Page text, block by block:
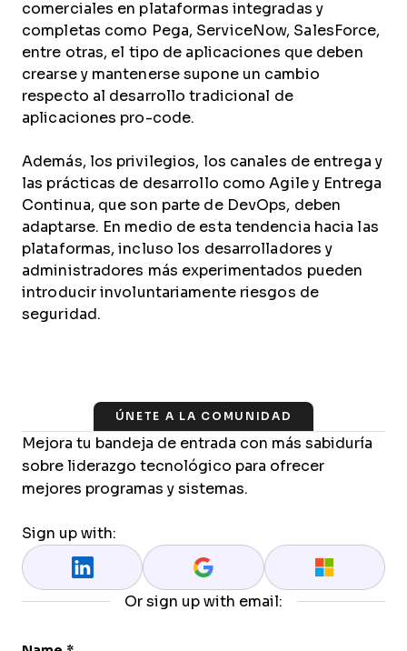
comerciales en plataformas integradas y
completas como Pega, ServiceNow, SalesForce,
entre otras, el tipo de aplicaciones que deben
crearse y mantenerse supone un cambio
respecto al desarrollo tradicional de
aplicaciones pro-code.
Además, los privilegios, los canales de entrega y
las prácticas de desarrollo como Agile y Entrega
Continua, que son parte de DevOps, deben
adaptarse. En medio de esta tendencia hacia las
plataformas, incluso los desarrolladores y
administradores más experimentados pueden
introducir involuntariamente riesgos de
seguridad.
ÚNETE A LA COMUNIDAD
Mejora tu bandeja de entrada con más sabiduría
sobre liderazgo tecnológico para ofrecer
mejores programas y sistemas.
Sign up with:
Or sign up with email: